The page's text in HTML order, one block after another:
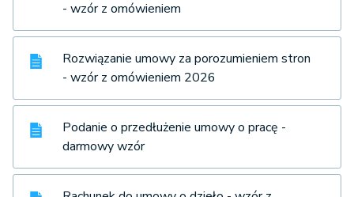
- wzór z omówieniem
Rozwiązanie umowy za porozumieniem stron
- wzór z omówieniem 2026
Podanie o przedłużenie umowy o pracę -
darmowy wzór